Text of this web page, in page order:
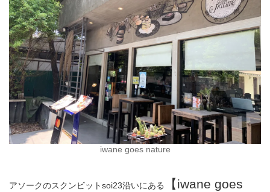
iwane goes nature
アソークのスクンビットsoi23沿いにある
【iwane goes